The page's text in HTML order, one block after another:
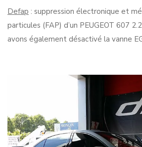
Defap : suppression électronique et
particules (FAP) d’un PEUGEOT 607
avons également désactivé la vanne